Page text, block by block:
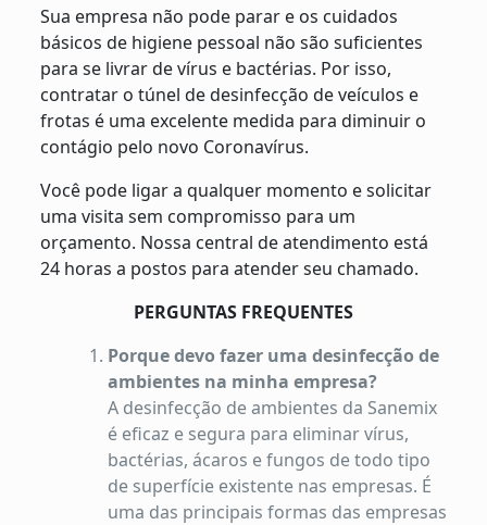
Sua empresa não pode parar e os cuidados
básicos de higiene pessoal não são suficientes
para se livrar de vírus e bactérias. Por isso,
contratar o túnel de desinfecção de veículos e
frotas é uma excelente medida para diminuir o
contágio pelo novo Coronavírus.
Você pode ligar a qualquer momento e solicitar
uma visita sem compromisso para um
orçamento. Nossa central de atendimento está
24 horas a postos para atender seu chamado.
PERGUNTAS FREQUENTES
Porque devo fazer uma desinfecção de
ambientes na minha empresa?
A desinfecção de ambientes da Sanemix
é eficaz e segura para eliminar vírus,
bactérias, ácaros e fungos de todo tipo
de superfície existente nas empresas. É
uma das principais formas das empresas